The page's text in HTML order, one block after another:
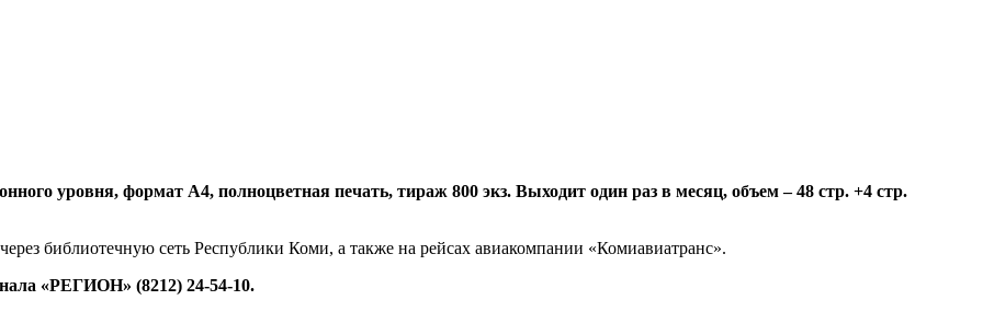
уровня, формат А4, полноцветная печать, тираж 800 экз. Выходит один раз в месяц, объем – 48 стр. +4 стр.
библиотечную сеть Республики Коми, а также на рейсах авиакомпании «Комиавиатранс».
«РЕГИОН» (8212) 24-54-10.